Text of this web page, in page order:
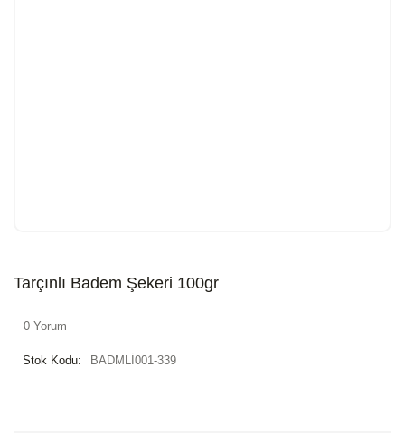
Tarçınlı Badem Şekeri 100gr
0 Yorum
Stok Kodu: BADMLİ001-339